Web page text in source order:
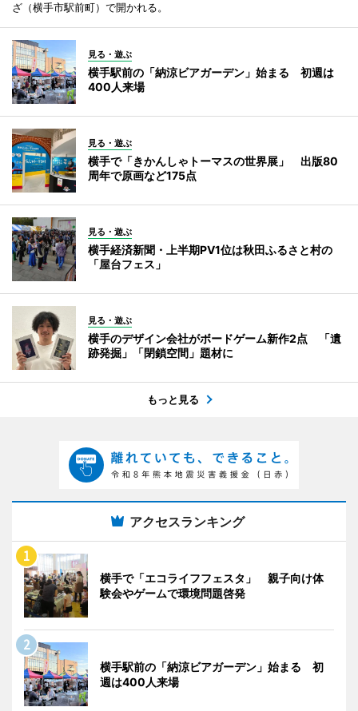
ざ（横手市駅前町）で開かれる。
見る・遊ぶ
横手駅前の「納涼ビアガーデン」始まる 初週は
400人来場
見る・遊ぶ
横手で「きかんしゃトーマスの世界展」 出版80
周年で原画など175点
見る・遊ぶ
横手経済新聞・上半期PV1位は秋田ふるさと村の
「屋台フェス」
見る・遊ぶ
横手のデザイン会社がボードゲーム新作2点 「遺
跡発掘」「閉鎖空間」題材に
もっと見る
アクセスランキング
横手で「エコライフフェスタ」 親子向け体
験会やゲームで環境問題啓発
横手駅前の「納涼ビアガーデン」始まる 初
週は400人来場